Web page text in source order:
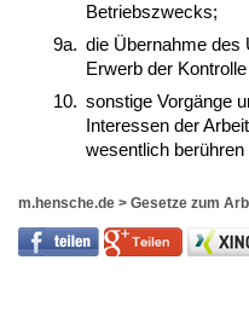
Betriebszwecks;
9a. die Übernahme des
Erwerb der
10. sonstige Vorgänge
Interessen der
wesentlich berühren
m.hensche.de > Gesetze zum